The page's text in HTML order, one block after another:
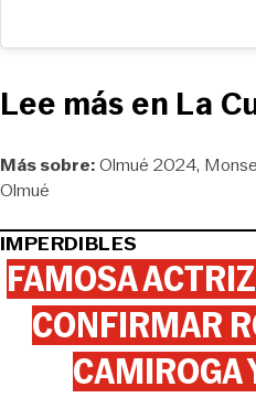
Lee más en La
Más sobre:Olmué 2024
Olmué
IMPERDIBLES
FAMOSA
CONFIRMAR
CAMIROGA